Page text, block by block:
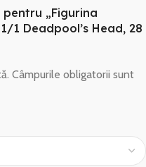
„Figurina
1 Deadpool’s Head, 28
Câmpurile obligatorii sunt